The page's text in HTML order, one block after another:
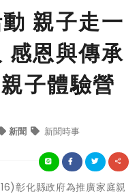
親子走一
感恩與傳承
子體驗營
新聞 新聞時事
彰化縣政府為推廣家庭親